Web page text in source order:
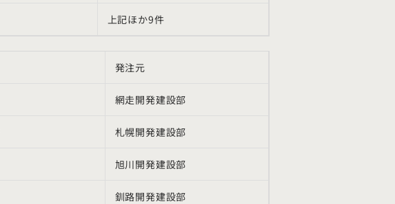
上記ほか9件
発注元
網走開発建設部
札幌開発建設部
旭川開発建設部
釧路開発建設部